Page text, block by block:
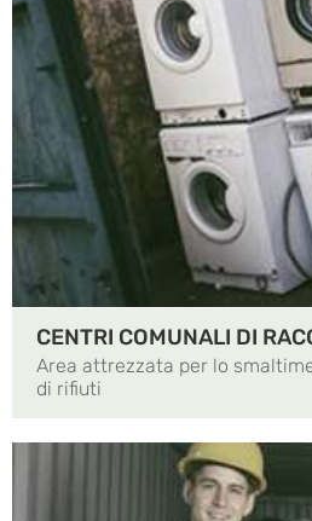
CENTRI COMUNALI DI
Area attrezzata per lo
di rifiuti